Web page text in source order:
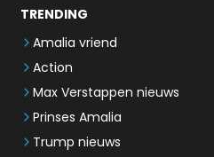
TRENDING
Amalia vriend
Action
Max Verstappen nieuws
Prinses Amalia
Trump nieuws